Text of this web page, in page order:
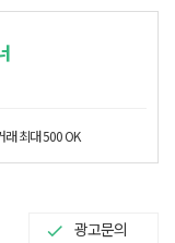
래 최대 500 OK
광고문의